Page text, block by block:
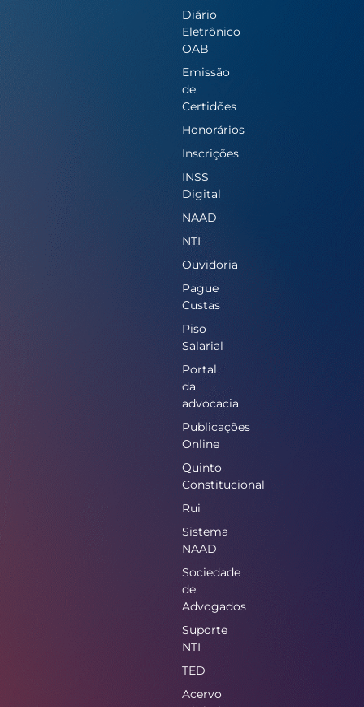
Diário
Eletrônico
OAB
Emissão
de
Certidões
Honorários
Inscrições
INSS
Digital
NAAD
NTI
Ouvidoria
Pague
Custas
Piso
Salarial
Portal
da
advocacia
Publicações
Online
Quinto
Constitucional
Rui
Sistema
NAAD
Sociedade
de
Advogados
Suporte
NTI
TED
Acervo